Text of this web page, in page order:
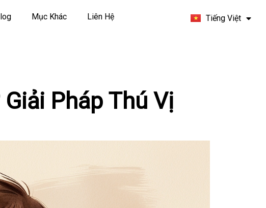
Mục Khác Liên Hệ Tiếng Việt
Français
Pháp Thú Vị